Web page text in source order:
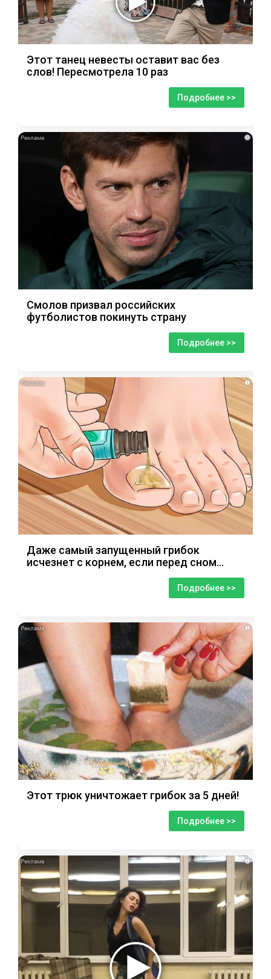
Этот танец невесты оставит вас без
слов! Пересмотрела 10 раз
Подробнее >>
i
Смолов призвал российских
футболистов покинуть страну
Подробнее >>
i
Даже самый запущенный грибок
исчезнет с корнем, если перед сном…
Подробнее >>
i
Этот трюк уничтожает грибок за 5 дней!
Подробнее >>
i